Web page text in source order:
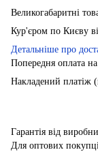
Великогабаритні
Кур'єром по Києву
Детальніше про
Попередня оплата
Накладений платіж
Гарантія від
Для оптових